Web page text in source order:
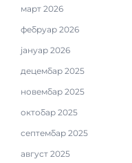
март 2026
фебруар 2026
јануар 2026
децембар 2025
новембар 2025
октобар 2025
септембар 2025
август 2025